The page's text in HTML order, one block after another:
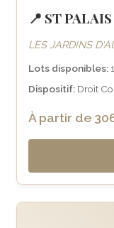
📍 ST
LES JARDINS
Lots disponibles:
Dispositif: Droit
À partir de